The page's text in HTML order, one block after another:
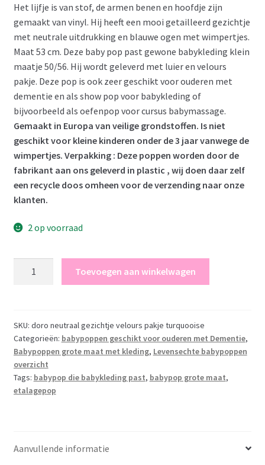
Het lijfje is van stof, de armen benen en hoofdje zijn
gemaakt van vinyl. Hij heeft een mooi getailleerd gezichtje
met neutrale uitdrukking en blauwe ogen met wimpertjes.
Maat 53 cm. Deze baby pop past gewone babykleding klein
maatje 50/56. Hij wordt geleverd met luier en velours
pakje. Deze pop is ook zeer geschikt voor ouderen met
dementie en als show pop voor babykleding of
bijvoorbeeld als oefenpop voor cursus babymassage.
Gemaakt in Europa van veilige grondstoffen. Is niet
geschikt voor kleine kinderen onder de 3 jaar vanwege de
wimpertjes. Verpakking : Deze poppen worden door de
fabrikant aan ons geleverd in plastic , wij doen daar zelf
een recycle doos omheen voor de verzending naar onze
klanten.
2 op voorraad
pop
met
velours
kleding
53cm
aantal
Toevoegen aan winkelwagen
SKU: doro neutraal gezichtje velours pakje turquooise
Categorieën: babypoppen geschikt voor ouderen met Dementie,
Babypoppen grote maat met kleding, Levensechte babypoppen
overzicht
Tags: babypop die babykleding past, babypop grote maat,
etalagepop
Aanvullende informatie